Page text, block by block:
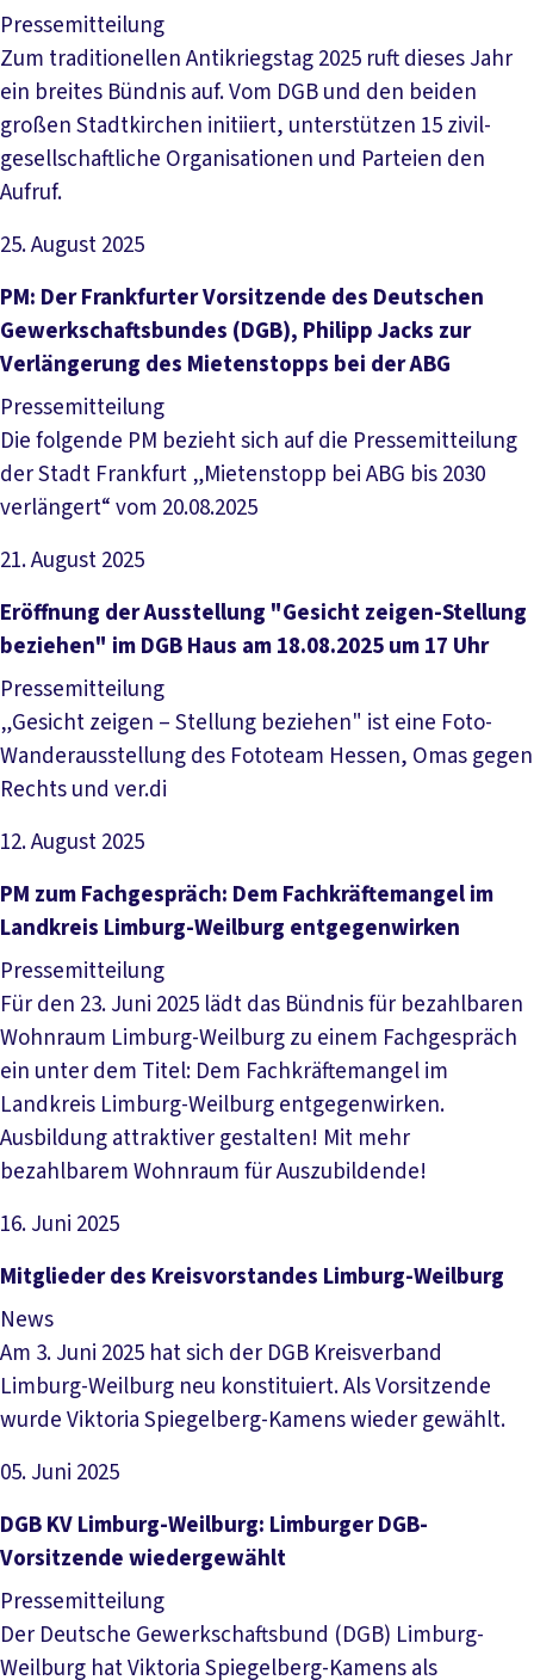
Pressemitteilung
Zum traditionellen Antikriegstag 2025 ruft dieses Jahr
ein breites Bündnis auf. Vom DGB und den beiden
großen Stadtkirchen initiiert, unterstützen 15 zivil-
gesellschaftliche Organisationen und Parteien den
Aufruf.
25. August 2025
Artikel lesen
PM: Der Frankfurter Vorsitzende des Deutschen
Gewerkschaftsbundes (DGB), Philipp Jacks zur
Verlängerung des Mietenstopps bei der ABG
Pressemitteilung
Die folgende PM bezieht sich auf die Pressemitteilung
der Stadt Frankfurt „Mietenstopp bei ABG bis 2030
verlängert“ vom 20.08.2025
21. August 2025
Artikel lesen
Eröffnung der Ausstellung "Gesicht zeigen-Stellung
beziehen" im DGB Haus am 18.08.2025 um 17 Uhr
Pressemitteilung
„Gesicht zeigen – Stellung beziehen" ist eine Foto-
Wanderausstellung des Fototeam Hessen, Omas gegen
Rechts und ver.di
12. August 2025
Artikel lesen
PM zum Fachgespräch: Dem Fachkräftemangel im
Landkreis Limburg-Weilburg entgegenwirken
Pressemitteilung
Für den 23. Juni 2025 lädt das Bündnis für bezahlbaren
Wohnraum Limburg-Weilburg zu einem Fachgespräch
ein unter dem Titel: Dem Fachkräftemangel im
Landkreis Limburg-Weilburg entgegenwirken.
Ausbildung attraktiver gestalten! Mit mehr
bezahlbarem Wohnraum für Auszubildende!
16. Juni 2025
Artikel lesen
Mitglieder des Kreisvorstandes Limburg-Weilburg
News
Am 3. Juni 2025 hat sich der DGB Kreisverband
Limburg-Weilburg neu konstituiert. Als Vorsitzende
wurde Viktoria Spiegelberg-Kamens wieder gewählt.
05. Juni 2025
Artikel lesen
DGB KV Limburg-Weilburg: Limburger DGB-
Vorsitzende wiedergewählt
Pressemitteilung
Der Deutsche Gewerkschaftsbund (DGB) Limburg-
Weilburg hat Viktoria Spiegelberg-Kamens als